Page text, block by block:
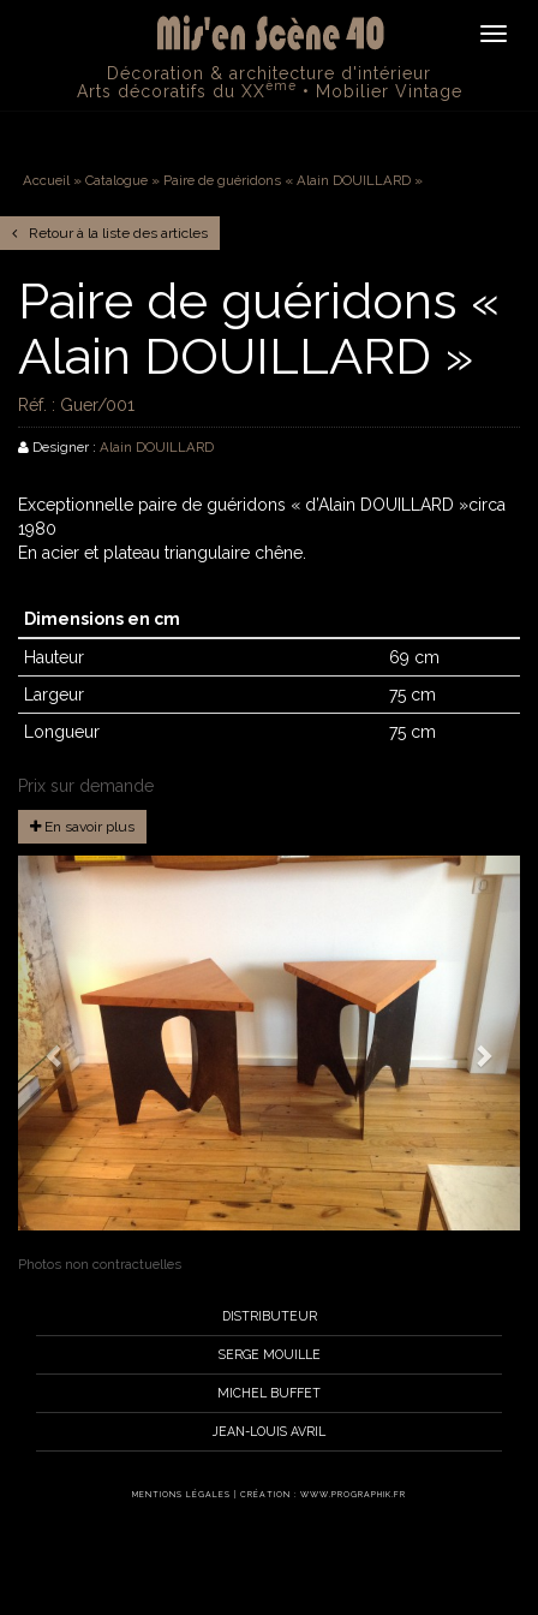
Décoration & architecture d'intérieur
Arts décoratifs du XXème • Mobilier Vintage
Accueil» Catalogue » Paire de guéridons « Alain DOUILLARD »
Retour à la liste des articles
Paire de guéridons «
Alain DOUILLARD »
Réf. : Guer/001
Designer : Alain DOUILLARD
Exceptionnelle paire de guéridons « d’Alain DOUILLARD »circa
1980
En acier et plateau triangulaire chêne.
Dimensions en cm
Hauteur
69 cm
Largeur
75 cm
Longueur
75 cm
Prix sur demande
En savoir plus
Précédente
Photos non contractuelles
DISTRIBUTEUR
SERGE MOUILLE
MICHEL BUFFET
JEAN-LOUIS AVRIL
MENTIONS LÉGALES CRÉATION : WWW.PROGRAPHIK.FR